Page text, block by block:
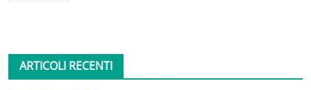
ARTICOLI RECENTI